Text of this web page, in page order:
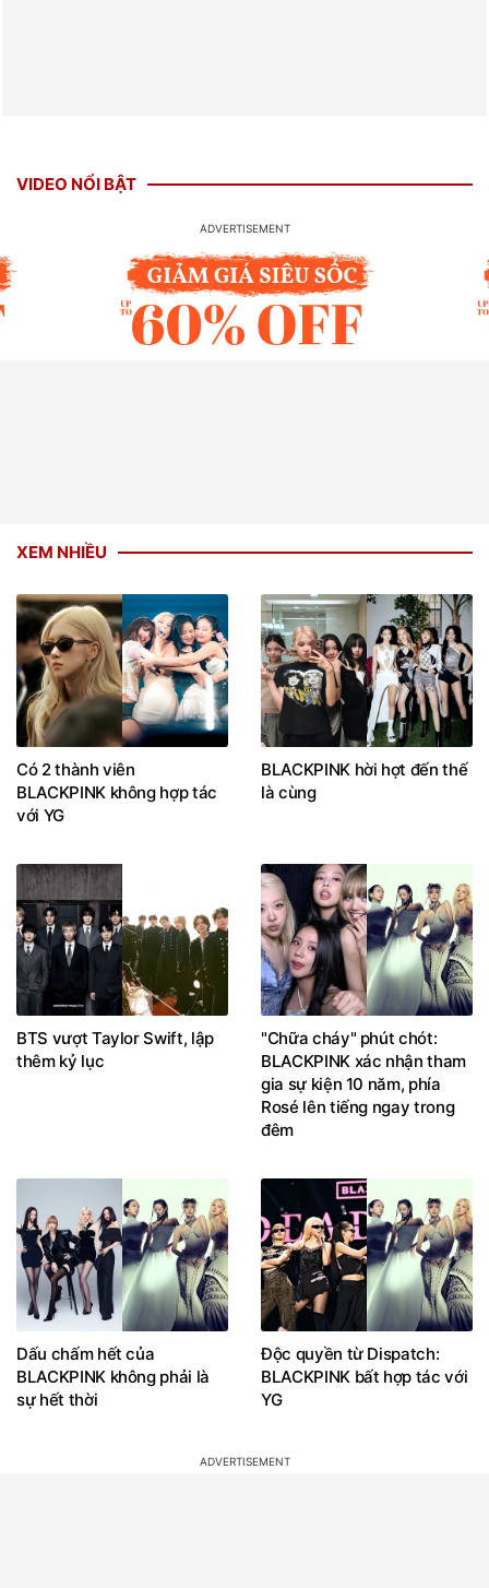
VIDEO NỔI BẬT
XEM NHIỀU
Có 2 thành viên
BLACKPINK không hợp tác
với YG
BLACKPINK hời hợt đến thế
là cùng
BTS vượt Taylor Swift, lập
thêm kỷ lục
"Chữa cháy" phút chót:
BLACKPINK xác nhận tham
gia sự kiện 10 năm, phía
Rosé lên tiếng ngay trong
đêm
Dấu chấm hết của
BLACKPINK không phải là
sự hết thời
Độc quyền từ Dispatch:
BLACKPINK bất hợp tác với
YG